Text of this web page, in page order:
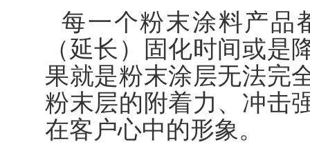
每一个粉末涂料产品
（延长）固化时间或
果就是粉末涂层无法完
粉末层的附着力、冲击
在客户心中的形象。